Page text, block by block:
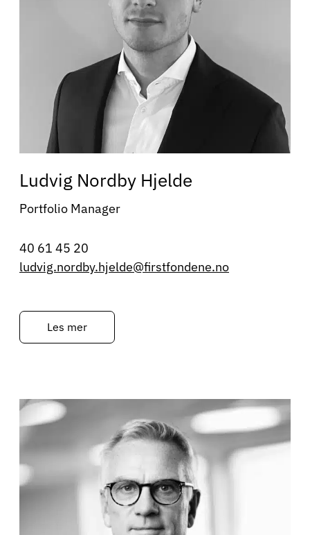
Ludvig Nordby Hjelde
Portfolio Manager
40 61 45 20
ludvig.nordby.hjelde@firstfondene.no
Les mer